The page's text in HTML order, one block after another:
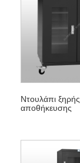
Ντουλάπι ξηρής
αποθήκευσης